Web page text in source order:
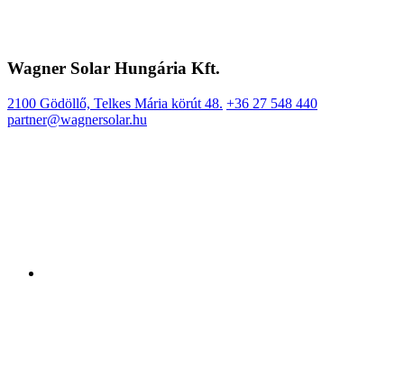
Wagner Solar Hungária Kft.
2100 Gödöllő, Telkes Mária körút 48. +36 27 548 440
partner@wagnersolar.hu